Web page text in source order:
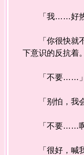
「我……好热
「你很快就不
下意识的反抗着。
「不要……」
「别怕，我会
「不要……啊……
「很好，喊我